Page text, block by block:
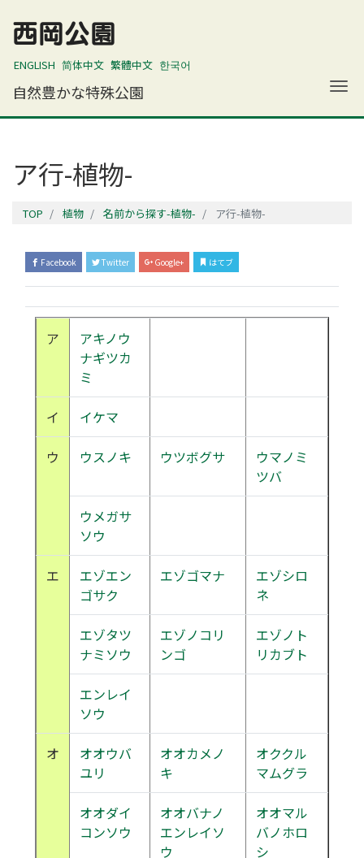
西岡公園
ENGLISH 简体中文 繁體中文 한국어
自然豊かな特殊公園 ナ
ア行-植物-
TOP 植物 名前から探す-植物- ア行-植物-
Facebook Twitter Google+ はてブ
ア
アキノウ
ナギツカ
ミ
イ イケマ
ウ ウスノキ ウツボグサ
ウマノミ
ツバ
ウメガサ
ソウ
エ
エゾエン
ゴサク
エゾゴマナ
エゾシロ
ネ
エゾタツ
ナミソウ
エゾノコリ
ンゴ
エゾノト
リカブト
エンレイ
ソウ
オ
オオウバ
ユリ
オオカメノ
キ
オククル
マムグラ
オオダイ
コンソウ
オオバナノ
エンレイソ
ウ
オオマル
バノホロ
シ